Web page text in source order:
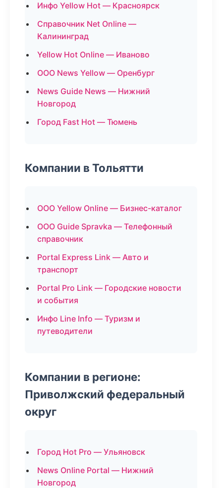
Инфо Yellow Hot — Красноярск
Справочник Net Online —
Калининград
Yellow Hot Online — Иваново
ООО News Yellow — Оренбург
News Guide News — Нижний
Новгород
Город Fast Hot — Тюмень
Компании в Тольятти
ООО Yellow Online — Бизнес-каталог
ООО Guide Spravka — Телефонный
справочник
Portal Express Link — Авто и
транспорт
Portal Pro Link — Городские новости
и события
Инфо Line Info — Туризм и
путеводители
Компании в регионе:
Приволжский федеральный
округ
Город Hot Pro — Ульяновск
News Online Portal — Нижний
Новгород